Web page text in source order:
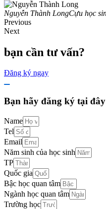
Nguyễn Thành LongCựu học
Previous
Next
bạn cần tư vấn?
Đăng ký ngay
Bạn hãy đăng ký tại đây
Name
Tel
Email
Năm sinh của học sinh
TP
Quốc gia
Bậc học quan tâm
Ngành học quan tâm
Trường học